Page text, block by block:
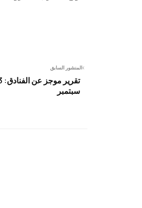
المنشور السابق
تقرير
سبتمبر